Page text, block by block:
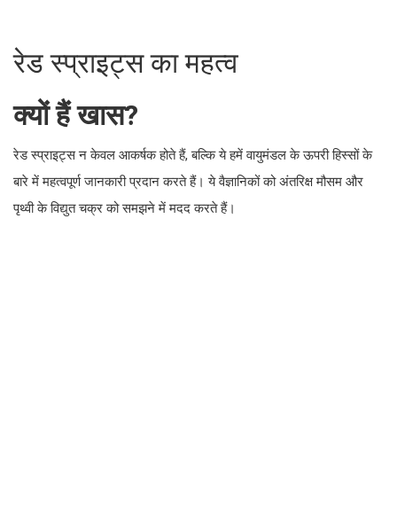
रेड स्प्राइट्स का महत्व
क्यों हैं खास?
रेड स्प्राइट्स न केवल आकर्षक होते हैं, बल्कि ये हमें वायुमंडल के ऊपरी हिस्सों के
बारे में महत्वपूर्ण जानकारी प्रदान करते हैं। ये वैज्ञानिकों को अंतरिक्ष मौसम और
पृथ्वी के विद्युत चक्र को समझने में मदद करते हैं।